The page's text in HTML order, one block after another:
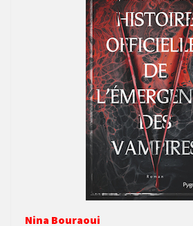
Nina Bouraoui